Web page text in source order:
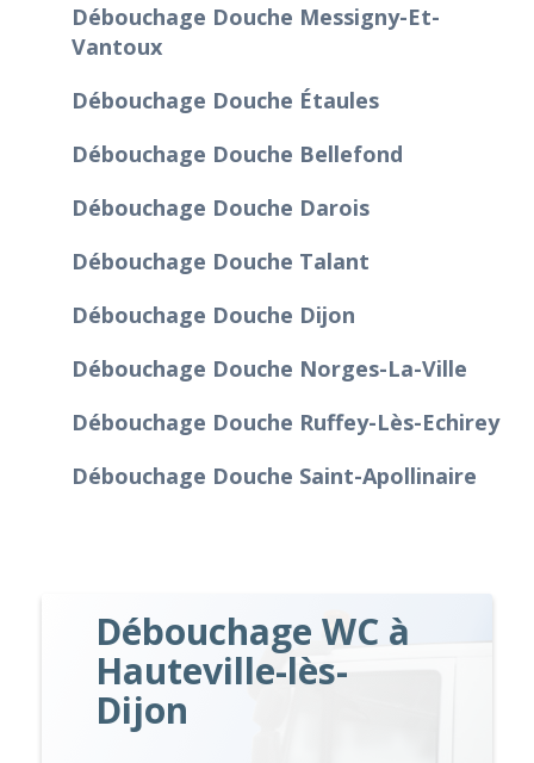
Débouchage Douche Messigny-Et-
Vantoux
Débouchage Douche Étaules
Débouchage Douche Bellefond
Débouchage Douche Darois
Débouchage Douche Talant
Débouchage Douche Dijon
Débouchage Douche Norges-La-Ville
Débouchage Douche Ruffey-Lès-Echirey
Débouchage Douche Saint-Apollinaire
Débouchage WC à
Hauteville-lès-
Dijon